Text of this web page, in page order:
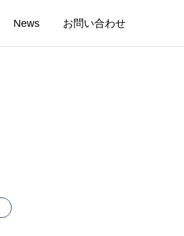
News お問い合わせ
倉庫寄託(貨物寄託)契約
物流倉庫移転マニュアル③｜倉庫